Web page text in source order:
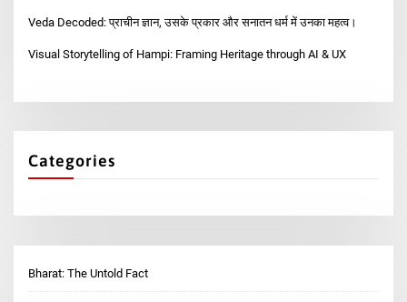
Veda Decoded: प्राचीन ज्ञान, उसके प्रकार और सनातन धर्म में उनका महत्व।
Visual Storytelling of Hampi: Framing Heritage through AI & UX
Categories
Bharat: The Untold Fact